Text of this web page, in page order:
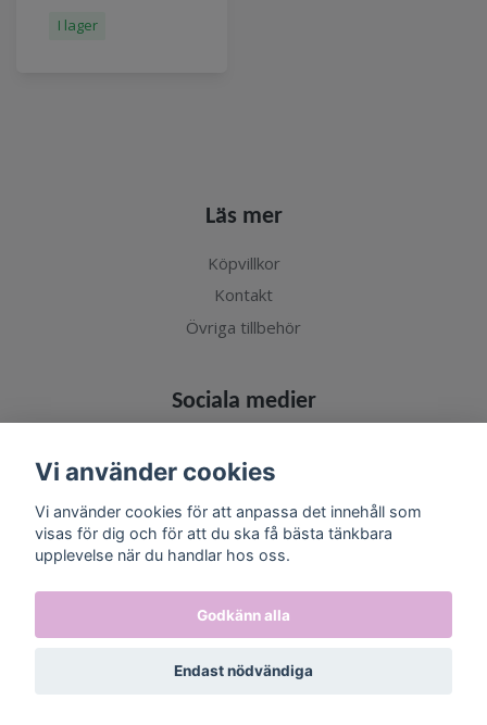
I lager
Läs mer
Köpvillkor
Kontakt
Övriga tillbehör
Sociala medier
Prenumerera på vårt nyhetsbrev
Prenumerera
Vi använder cookies
Vi använder cookies för att anpassa det innehåll som
visas för dig och för att du ska få bästa tänkbara
upplevelse när du handlar hos oss.
Godkänn alla
Endast nödvändiga